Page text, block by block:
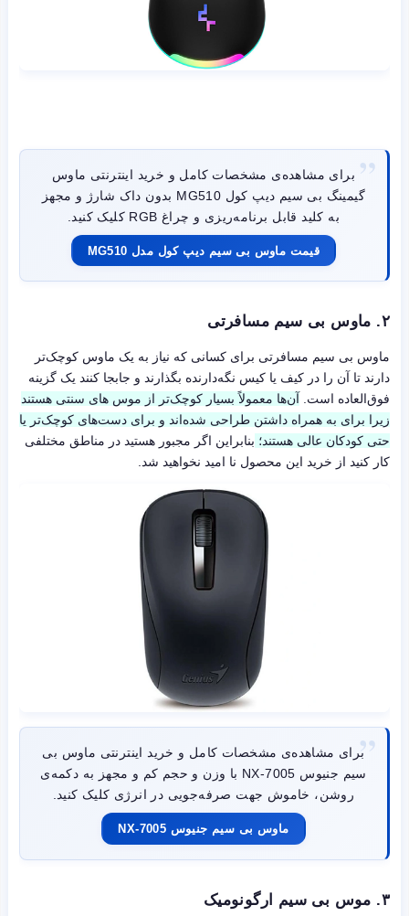
برای مشاهده‌ی مشخصات کامل و خرید اینترنتی ماوس
گیمینگ بی سیم دیپ کول MG510 بدون داک شارژ و مجهز
به کلید قابل برنامه‌ریزی و چراغ RGB کلیک کنید.
قیمت ماوس بی سیم دیپ کول مدل MG510
۲. ماوس بی سیم مسافرتی
ماوس بی سیم مسافرتی برای کسانی که نیاز به یک ماوس کوچک‌تر
دارند تا آن را در کیف یا کیس نگه‌دارنده بگذارند و جابجا کنند یک گزینه
فوق‌العاده است. آن‌ها معمولاً بسیار کوچک‌تر از موس های سنتی هستند
زیرا برای به همراه داشتن طراحی شده‌اند و برای دست‌های کوچک‌تر یا
حتی کودکان عالی هستند؛ بنابراین اگر مجبور هستید در مناطق مختلفی
کار کنید از خرید این محصول نا امید نخواهید شد.
برای مشاهده‌ی مشخصات کامل و خرید اینترنتی ماوس بی
سیم جنیوس NX-7005 با وزن و حجم کم و مجهز به دکمه‌ی
روشن، خاموش جهت صرفه‌جویی در انرژی کلیک کنید.
ماوس بی سیم جنیوس NX-7005
۳. موس بی سیم ارگونومیک